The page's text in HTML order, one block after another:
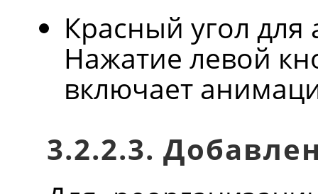
Красный угол
Нажатие левой
включает
3.2.2.3.